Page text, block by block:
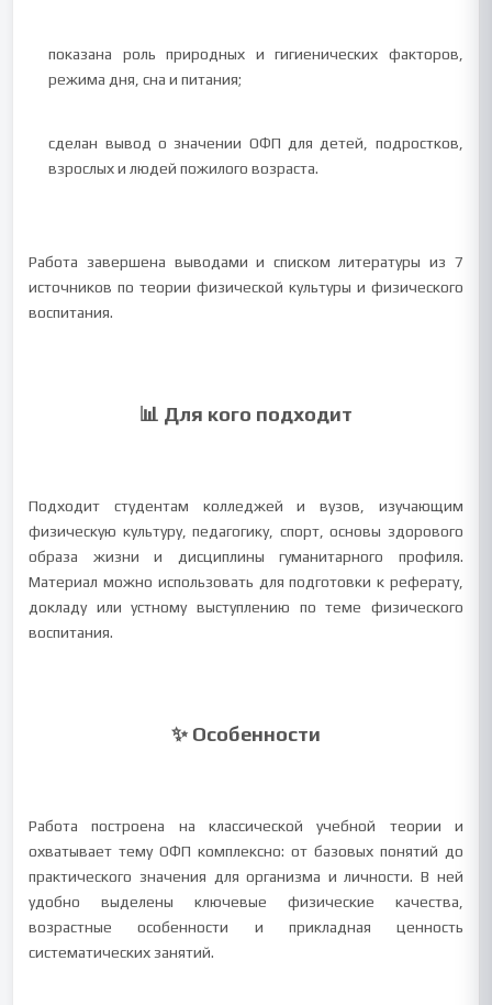
показана роль природных и гигиенических факторов,
режима дня, сна и питания;
сделан вывод о значении ОФП для детей, подростков,
взрослых и людей пожилого возраста.
Работа завершена выводами и списком литературы из 7
источников по теории физической культуры и физического
воспитания.
📊 Для кого подходит
Подходит студентам колледжей и вузов, изучающим
физическую культуру, педагогику, спорт, основы здорового
образа жизни и дисциплины гуманитарного профиля.
Материал можно использовать для подготовки к реферату,
докладу или устному выступлению по теме физического
воспитания.
✨ Особенности
Работа построена на классической учебной теории и
охватывает тему ОФП комплексно: от базовых понятий до
практического значения для организма и личности. В ней
удобно выделены ключевые физические качества,
возрастные особенности и прикладная ценность
систематических занятий.